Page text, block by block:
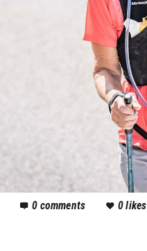
0 comments 0likes